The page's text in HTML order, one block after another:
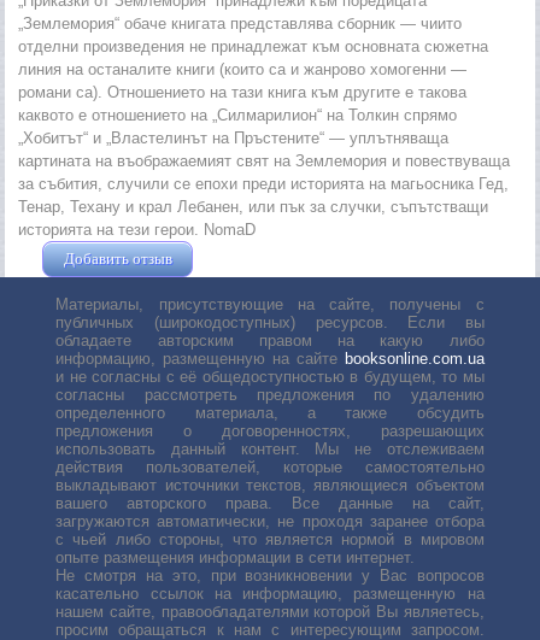
„Землемория“ обаче книгата представлява сборник — чиито
отделни произведения не принадлежат към основната сюжетна
линия на останалите книги (които са и жанрово хомогенни —
романи са). Отношението на тази книга към другите е такова
каквото е отношението на „Силмарилион“ на Толкин спрямо
„Хобитът“ и „Властелинът на Пръстените“ — уплътняваща
картината на въображаемият свят на Землемория и повествуваща
за събития, случили се епохи преди историята на магьосника Гед,
Тенар, Техану и крал Лебанен, или пък за случки, съпътстващи
историята на тези герои. NomaD
Добавить отзыв
Материалы, присутствующие на сайте, получены с
публичных (широкодоступных) ресурсов. Если вы
обладаете авторским правом на какую либо
информацию, размещенную на сайте booksonline.com.ua
и не согласны с её общедоступностью в будущем, то мы
согласны рассмотреть предложения по удалению
определенного материала, а также обсудить
предложения о договоренностях, разрешающих
использовать данный контент. Мы не отслеживаем
действия пользователей, которые самостоятельно
выкладывают источники текстов, являющиеся объектом
вашего авторского права. Все данные на сайт,
загружаются автоматически, не проходя заранее отбора
с чьей либо стороны, что является нормой в мировом
опыте размещения информации в сети интернет.
Не смотря на это, при возникновении у Вас вопросов
касательно ссылок на информацию, размещенную на
нашем сайте, правообладателями которой Вы являетесь,
просим обращаться к нам с интересующим запросом.